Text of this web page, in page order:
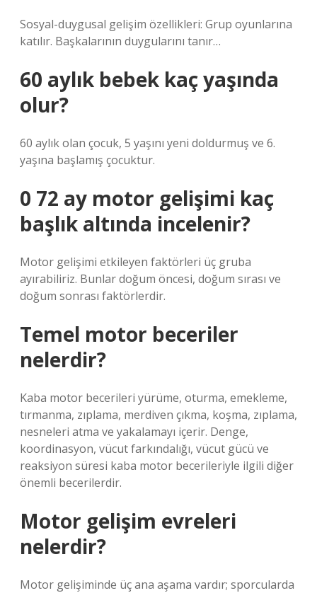
Sosyal-duygusal gelişim özellikleri: Grup oyunlarına
katılır. Başkalarının duygularını tanır…
60 aylık bebek kaç yaşında
olur?
60 aylık olan çocuk, 5 yaşını yeni doldurmuş ve 6.
yaşına başlamış çocuktur.
0 72 ay motor gelişimi kaç
başlık altında incelenir?
Motor gelişimi etkileyen faktörleri üç gruba
ayırabiliriz. Bunlar doğum öncesi, doğum sırası ve
doğum sonrası faktörlerdir.
Temel motor beceriler
nelerdir?
Kaba motor becerileri yürüme, oturma, emekleme,
tırmanma, zıplama, merdiven çıkma, koşma, zıplama,
nesneleri atma ve yakalamayı içerir. Denge,
koordinasyon, vücut farkındalığı, vücut gücü ve
reaksiyon süresi kaba motor becerileriyle ilgili diğer
önemli becerilerdir.
Motor gelişim evreleri
nelerdir?
Motor gelişiminde üç ana aşama vardır; sporcularda